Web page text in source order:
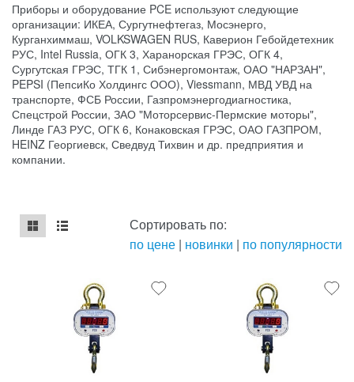
Приборы и оборудование PCE используют следующие
организации: ИКЕА, Сургутнефтегаз, Мосэнерго,
Курганхиммаш, VOLKSWAGEN RUS, Каверион Гебойдетехник
РУС, Intel Russia, ОГК 3, Харанорская ГРЭС, ОГК 4,
Сургутская ГРЭС, ТГК 1, Сибэнергомонтаж, ОАО "НАРЗАН",
PEPSI (ПепсиКо Холдингс ООО), Viessmann, МВД УВД на
транспорте, ФСБ России, Газпромэнергодиагностика,
Спецстрой России, ЗАО "Моторсервис-Пермские моторы",
Линде ГАЗ РУС, ОГК 6, Конаковская ГРЭС, ОАО ГАЗПРОМ,
HEINZ Георгиевск, Сведвуд Тихвин и др. предприятия и
компании.
mse2_chunk_default
mse2_chunk_alternate
Сортировать по:
по цене | новинки | по популярности